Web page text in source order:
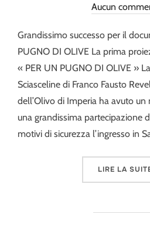
Aucun
Grandissimo successo per il
PUGNO DI OLIVE La prima
« PER UN PUGNO DI OLIVE »
Sciasceline di Franco Fausto
dell’Olivo di Imperia ha avuto un
una grandissima partecipazione
motivi di sicurezza l’ingresso in
LIRE LA